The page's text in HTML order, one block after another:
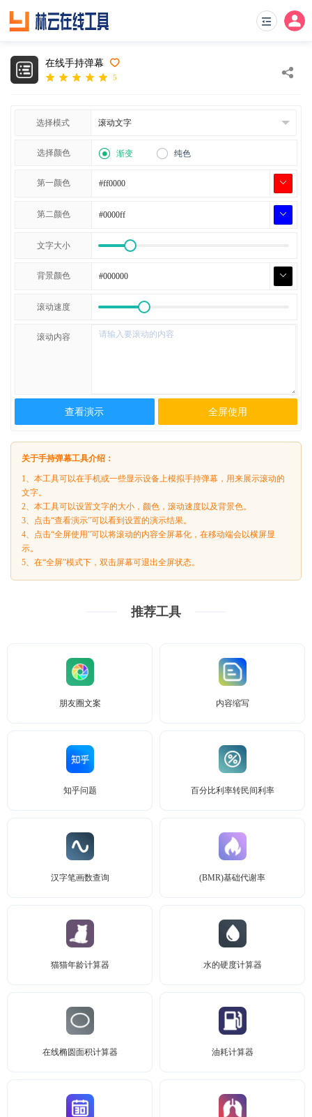
在线手持弹幕
5
选择模式
选择颜色 渐变 纯色
第一颜色
第二颜色
文字大小
背景颜色
滚动速度
滚动内容
查看演示 全屏使用
关于手持弹幕工具介绍：
1、本工具可以在手机或一些显示设备上模拟手持弹幕，用来展示滚动的
文字。
2、本工具可以设置文字的大小，颜色，滚动速度以及背景色。
3、点击“查看演示”可以看到设置的演示结果。
4、点击“全屏使用”可以将滚动的内容全屏幕化，在移动端会以横屏显
示。
5、在“全屏”模式下，双击屏幕可退出全屏状态。
推荐工具
朋友圈文案 内容缩写
知乎问题 百分比利率转民间利率
汉字笔画数查询 (BMR)基础代谢率
猫猫年龄计算器 水的硬度计算器
在线椭圆面积计算器 油耗计算器